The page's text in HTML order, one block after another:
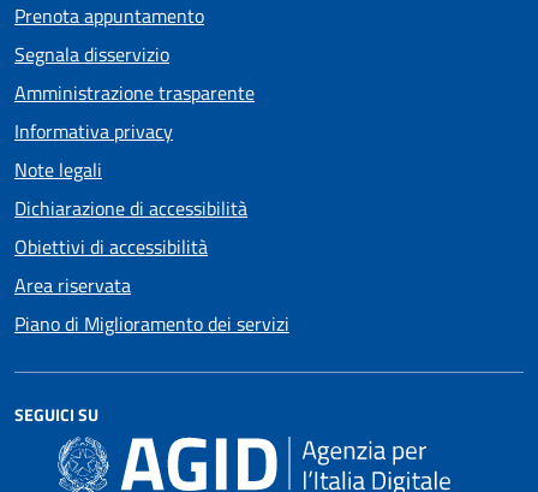
Prenota appuntamento
Segnala disservizio
Amministrazione trasparente
Informativa privacy
Note legali
Dichiarazione di accessibilità
Obiettivi di accessibilità
Area riservata
Piano di Miglioramento dei servizi
SEGUICI SU